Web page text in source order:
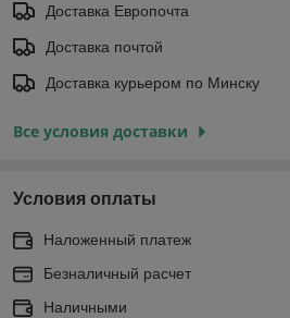
Доставка Европочта
Доставка почтой
Доставка курьером по Минску
Все условия доставки
Условия оплаты
Наложенный платеж
Безналичный расчет
Наличными